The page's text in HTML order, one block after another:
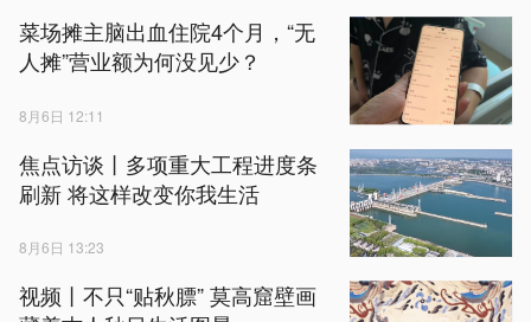
菜场摊主脑出血住院4个月，“无
人摊”营业额为何没见少？
8月6日 12:11
焦点访谈丨多项重大工程进度条
刷新 将这样改变你我生活
8月6日 13:23
视频丨不只“贴秋膘” 莫高窟壁画